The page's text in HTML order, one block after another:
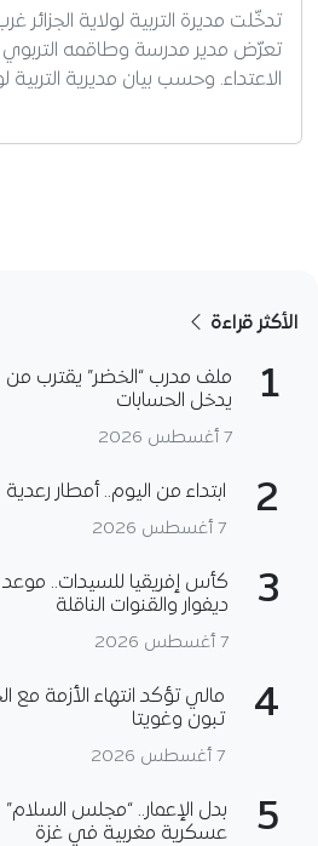
تدخّلت مديرة التربية لولاية الجزائر
تعرّض مدير مدرسة وطاقمه
الاعتداء. وحسب بيان مديرية التربية
الأكثر قراءة
1
ملف مدرب “الخضر” يقترب
يدخل الحسابات
7 أغسطس 2026
2 ابتداء من اليوم.. أمطار رعدية
7 أغسطس 2026
3
كأس إفريقيا للسيدات.. موعد
ديفوار والقنوات الناقلة
7 أغسطس 2026
4
مالي تؤكد انتهاء الأزمة مع
تبون وغويتا
7 أغسطس 2026
5
بدل الإعمار.. “مجلس
عسكرية مغربية في غزة